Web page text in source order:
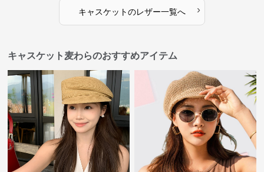
キャスケットのレザー一覧へ ›
キャスケット麦わらのおすすめアイテム